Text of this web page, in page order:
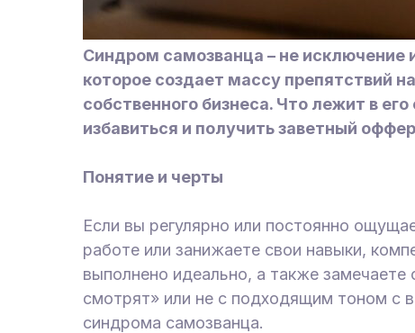
Синдром самозванца – не исключение
которое создает массу препятствий
собственного бизнеса. Что лежит в
избавиться и получить заветный
Понятие и черты
Если вы регулярно или постоянно
работе или занижаете свои навыки,
выполнено идеально, а также замечаете
смотрят» или не с подходящим тоном с
синдрома самозванца.